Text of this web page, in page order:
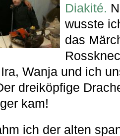
Diakité.
wusste
das
Wanja und ich
dreiköpfige
kam!
ich der alten